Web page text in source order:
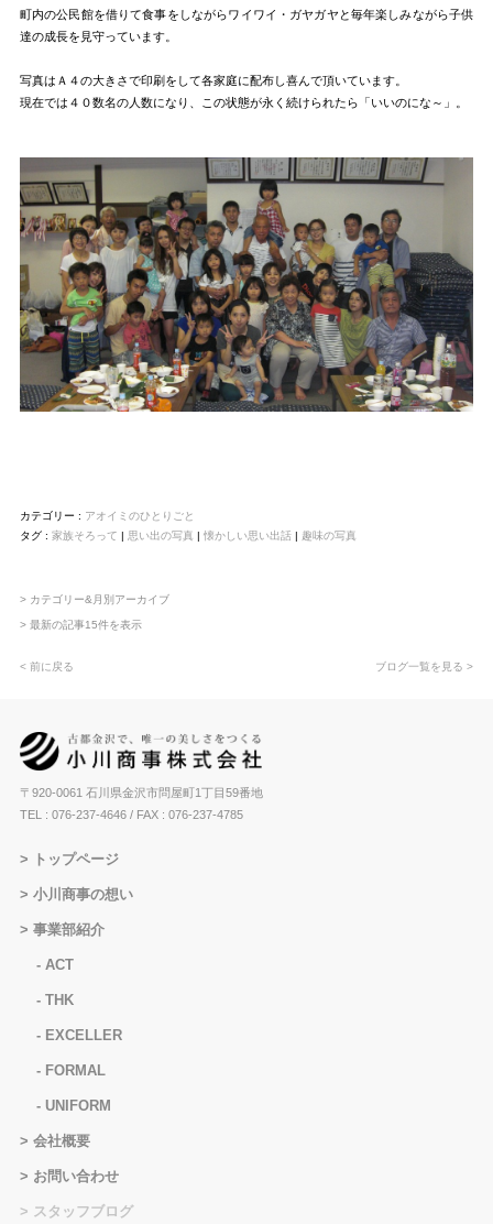
町内の公民館を借りて食事をしながらワイワイ・ガヤガヤと毎年楽しみながら子供
達の成長を見守っています。
写真はＡ４の大きさで印刷をして各家庭に配布し喜んで頂いています。
現在では４０数名の人数になり、この状態が永く続けられたら「いいのにな～」。
カテゴリー : アオイミのひとりごと
タグ : 家族そろって | 思い出の写真 | 懐かしい思い出話| 趣味の写真
> カテゴリー&月別アーカイブ
> 最新の記事15件を表示
< 前に戻る ブログ一覧を見る >
〒920-0061 石川県金沢市問屋町1丁目59番地
TEL : 076-237-4646/ FAX : 076-237-4785
トップページ
小川商事の想い
事業部紹介
ACT
THK
EXCELLER
FORMAL
UNIFORM
会社概要
お問い合わせ
スタッフブログ